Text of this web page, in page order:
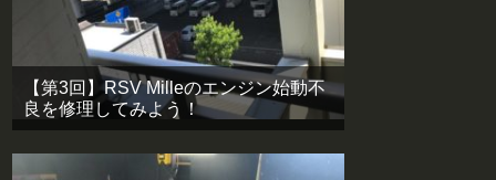
【第3回】RSV Milleのエンジン始動不
良を修理してみよう！